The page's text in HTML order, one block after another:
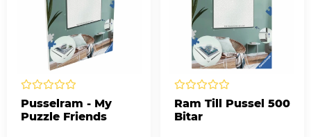
Pusselram - My
Puzzle Friends
Ram Till Pussel 500
Bitar